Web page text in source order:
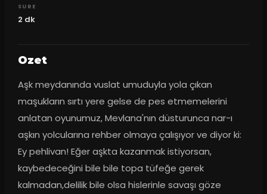
SURE
2 dk
Ozet
Aşk meydanında vuslat umuduyla yola çıkan
maşukların sırtı yere gelse de pes etmemelerini
anlatan oyunumuz, Mevlana'nın düsturunca nar-ı
aşkın yolcularına rehber olmaya çalışıyor ve diyor ki:
Ey pehlivan! Eğer aşkta kazanmak istiyorsan,
kaybedeceğini bile bile topa tüfeğe gerek
kalmadan,delilik bile olsa hislerinle savaşı göze